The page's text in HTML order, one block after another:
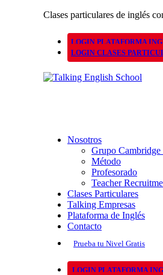
Clases particulares de inglés
LOGIN PLATAFORMA
LOGIN CLASES
Nosotros
Grupo Cambridge
Método
Profesorado
Teacher
Clases Particulares
Talking Empresas
Plataforma de Inglés
Contacto
Prueba tu Nivel Gratis
LOGIN PLATAFORMA